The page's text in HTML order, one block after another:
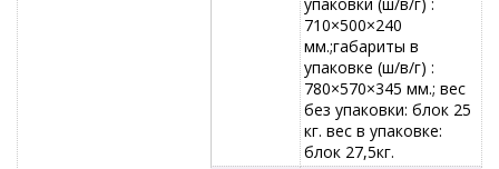
710×500×240
мм.;габариты в
упаковке (ш/в/г) :
780×570×345 мм.; вес
без упаковки: блок 25
кг. вес в упаковке:
блок 27,5кг.